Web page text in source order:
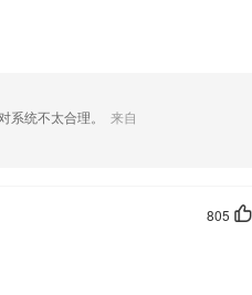
可以在这里买电影票和玩卫星明信
统不太合理。
来自
805